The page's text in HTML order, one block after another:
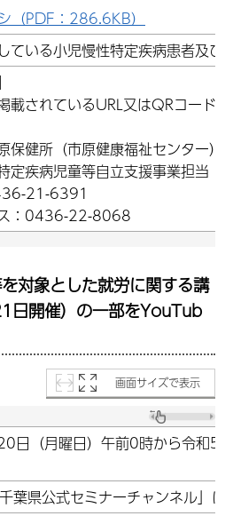
（PDF：286.6KB）
ている小児慢性特定疾病患者及び
載されているURL又はQRコード
保健所（市原健康福祉センター
定疾病児童等自立支援事業担当
21-6391
：0436-22-8068
対象とした就労に関する講
日開催）の一部をYouTub
画面サイズで表示
日（月曜日）午前0時から令和5
葉県公式セミナーチャンネル」に